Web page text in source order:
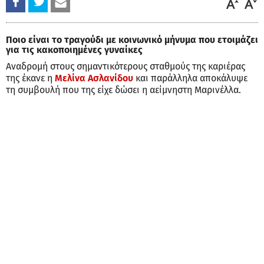
Ποιο είναι το τραγούδι με κοινωνικό μήνυμα που ετοιμάζει
για τις κακοποιημένες γυναίκες
Αναδρομή στους σημαντικότερους σταθμούς της καριέρας
της έκανε η Μελίνα Ασλανίδου και παράλληλα αποκάλυψε
τη συμβουλή που της είχε δώσει η αείμνηστη Μαρινέλλα.